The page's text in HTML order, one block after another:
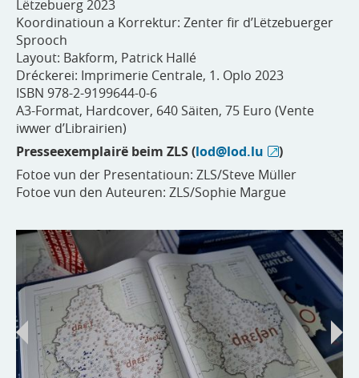
Lëtzebuerg 2023
Koordinatioun a Korrektur: Zenter fir d’Lëtzebuerger
Sprooch
Layout: Bakform, Patrick Hallé
Dréckerei: Imprimerie Centrale, 1. Oplo 2023
ISBN 978-2-9199644-0-6
A3-Format, Hardcover, 640 Säiten, 75 Euro (Vente
iwwer d’Librairien)
Presseexemplairë beim ZLS (lod@lod.lu
)
Fotoe vun der Presentatioun: ZLS/Steve Müller
Fotoe vun den Auteuren: ZLS/Sophie Margue